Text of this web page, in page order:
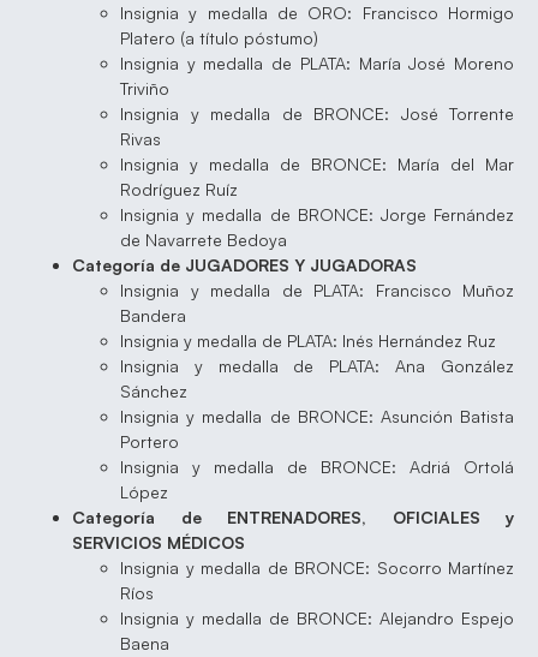
Insignia y medalla de ORO: Francisco Hormigo
Platero (a título póstumo)
Insignia y medalla de PLATA: María José Moreno
Triviño
Insignia y medalla de BRONCE: José Torrente
Rivas
Insignia y medalla de BRONCE: María del Mar
Rodríguez Ruíz
Insignia y medalla de BRONCE: Jorge Fernández
de Navarrete Bedoya
Categoría de JUGADORES Y JUGADORAS
Insignia y medalla de PLATA: Francisco Muñoz
Bandera
Insignia y medalla de PLATA: Inés Hernández Ruz
Insignia y medalla de PLATA: Ana González
Sánchez
Insignia y medalla de BRONCE: Asunción Batista
Portero
Insignia y medalla de BRONCE: Adriá Ortolá
López
Categoría de ENTRENADORES, OFICIALES y
SERVICIOS MÉDICOS
Insignia y medalla de BRONCE: Socorro Martínez
Ríos
Insignia y medalla de BRONCE: Alejandro Espejo
Baena